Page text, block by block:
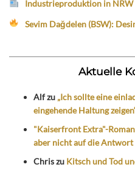
Industrieproduktion in
Sevim Dağdelen (BSW):
Aktuelle
Alfzu „Ich sollte eine
eingehende Haltung
"Kaiserfront Extra"-
aber nicht auf die Antwort
Chriszu Kitsch und Tod